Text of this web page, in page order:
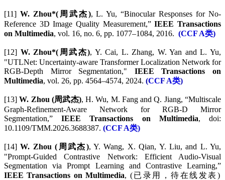
[11] W. Zhou*(周武杰), L. Yu, “Binocular Responses for No-
Reference 3D Image Quality Measurement,”IEEE Transactions
on Multimedia, vol. 16, no. 6, pp. 1077–1084, 2016. (CCF A类)
[12] W. Zhou*(周武杰), Y. Cai, L. Zhang, W. Yan and L. Yu,
"UTLNet: Uncertainty-aware Transformer Localization Network for
RGB-Depth Mirror Segmentation," IEEE Transactions on
Multimedia, vol. 26, pp. 4564–4574, 2024. (CCF A类)
[13]W. Zhou (周武杰), H. Wu, M. Fang and Q. Jiang, “Multiscale
Graph-Refinement-Aware Network for RGB-D Mirror
Segmentation,”IEEE Transactions on Multimedia, doi:
10.1109/TMM.2026.3688387. (CCF A类)
[14] W. Zhou (周武杰), Y. Wang, X. Qian, Y. Liu, and L. Yu,
"Prompt-Guided Contrastive Network: Efficient Audio-Visual
Segmentation via Prompt Learning and Contrastive Learning,”
IEEE Transactions on Multimedia, (已录用，待在线发表)